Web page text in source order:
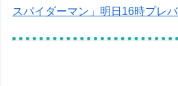
スパイダーマン」明日16時プレ